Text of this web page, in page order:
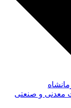
معدنی و صنعتی